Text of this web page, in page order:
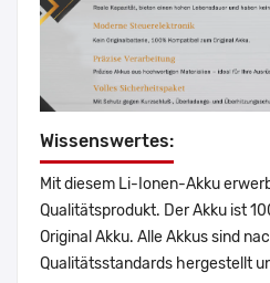
Wissenswertes:
Mit diesem Li-Ionen-Akku
Qualitätsprodukt. Der Akku ist
Original Akku. Alle Akkus sind
Qualitätsstandards hergestellt